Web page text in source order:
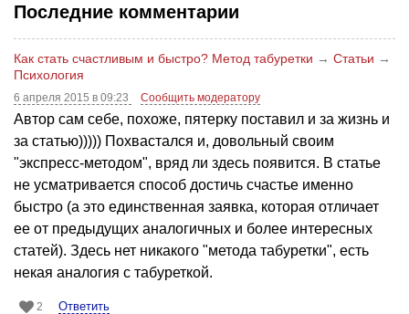
Последние комментарии
Как стать счастливым и быстро? Метод табуретки → Статьи →
Психология
6 апреля 2015 в 09:23 Сообщить модератору
Автор сам себе, похоже, пятерку поставил и за жизнь и
за статью))))) Похвастался и, довольный своим
"экспресс-методом", вряд ли здесь появится. В статье
не усматривается способ достичь счастье именно
быстро (а это единственная заявка, которая отличает
ее от предыдущих аналогичных и более интересных
статей). Здесь нет никакого "метода табуретки", есть
некая аналогия с табуреткой.
2 Ответить